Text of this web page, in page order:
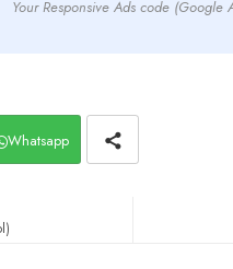
Your Responsive Ads code (Google
Whatsapp